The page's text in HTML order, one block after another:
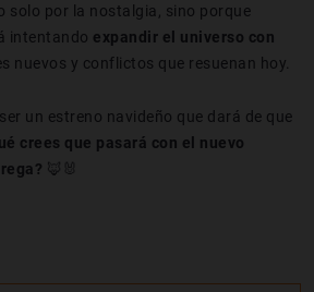
solo por la nostalgia, sino porque
intentando expandir el universo con
nuevos y conflictos que resuenan hoy.
un estreno navideño que dará de que
crees que pasará con el nuevo
🦊🐰